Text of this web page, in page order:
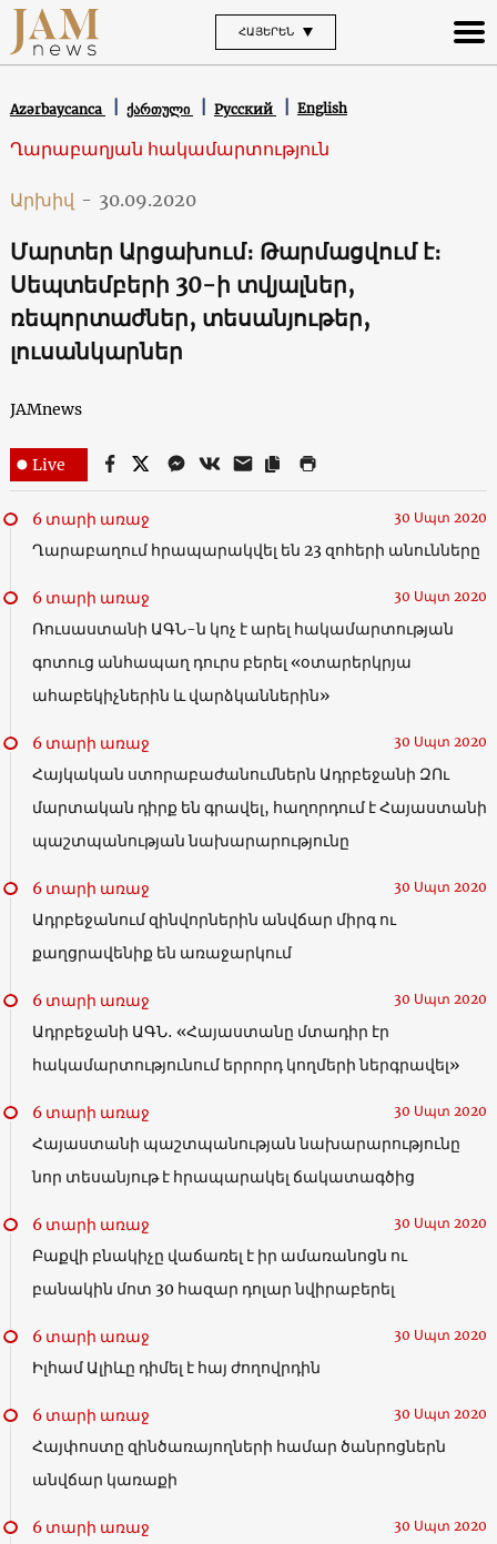
ՀԱՅԵՐԵՆ
Azərbaycanca ქართული Русский English
Ղարաբաղյան հակամարտություն
Արխիվ - 30.09.2020
Մարտեր Արցախում։ Թարմացվում է։
Սեպտեմբերի 30-ի տվյալներ,
ռեպորտաժներ, տեսանյութեր,
լուսանկարներ
JAMnews
Live
6 տարի առաջ 30 Սպտ 2020
Ղարաբաղում հրապարակվել են 23 զոհերի անունները
6 տարի առաջ 30 Սպտ 2020
Ռուսաստանի ԱԳՆ-ն կոչ է արել հակամարտության
գոտուց անհապաղ դուրս բերել «օտարերկրյա
ահաբեկիչներին և վարձկաններին»
6 տարի առաջ 30 Սպտ 2020
Հայկական ստորաբաժանումներն Ադրբեջանի ԶՈւ
մարտական դիրք են գրավել, հաղորդում է Հայաստանի
պաշտպանության նախարարությունը
6 տարի առաջ 30 Սպտ 2020
Ադրբեջանում զինվորներին անվճար միրգ ու
քաղցրավենիք են առաջարկում
6 տարի առաջ 30 Սպտ 2020
Ադրբեջանի ԱԳՆ․ «Հայաստանը մտադիր էր
հակամարտությունում երրորդ կողմերի ներգրավել»
6 տարի առաջ 30 Սպտ 2020
Հայաստանի պաշտպանության նախարարությունը
նոր տեսանյութ է հրապարակել ճակատագծից
6 տարի առաջ 30 Սպտ 2020
Բաքվի բնակիչը վաճառել է իր ամառանոցն ու
բանակին մոտ 30 հազար դոլար նվիրաբերել
6 տարի առաջ 30 Սպտ 2020
Իլհամ Ալիևը դիմել է հայ ժողովրդին
6 տարի առաջ 30 Սպտ 2020
Հայփոստը զինծառայողների համար ծանրոցներն
անվճար կառաքի
6 տարի առաջ 30 Սպտ 2020